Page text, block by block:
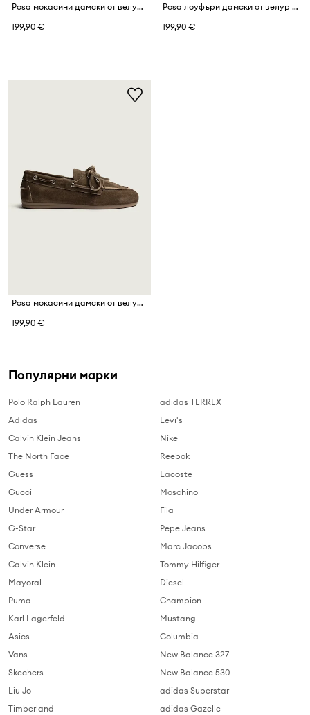
Posa мокасини дамски от велур Boat Loafer
199,90 €
Posa лоуфъри дамски от велур Boat Loafer
199,90 €
Posa мокасини дамски от велур Boat Loafer
199,90 €
Популярни марки
Polo Ralph Lauren
Adidas
Calvin Klein Jeans
The North Face
Guess
Gucci
Under Armour
G-Star
Converse
Calvin Klein
Mayoral
Puma
Karl Lagerfeld
Asics
Vans
Skechers
Liu Jo
Timberland
adidas TERREX
Levi's
Nike
Reebok
Lacoste
Moschino
Fila
Pepe Jeans
Marc Jacobs
Tommy Hilfiger
Diesel
Champion
Mustang
Columbia
New Balance 327
New Balance 530
adidas Superstar
adidas Gazelle